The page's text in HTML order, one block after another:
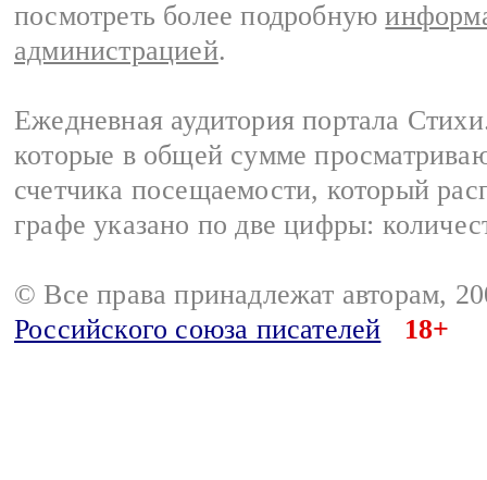
посмотреть более подробную
администрацией.
Ежедневная аудитория портала
которые в общей сумме
счетчика посещаемости, который
графе указано по две цифры:
© Все права принадлежат авторам,
Российского союза писателей
18+